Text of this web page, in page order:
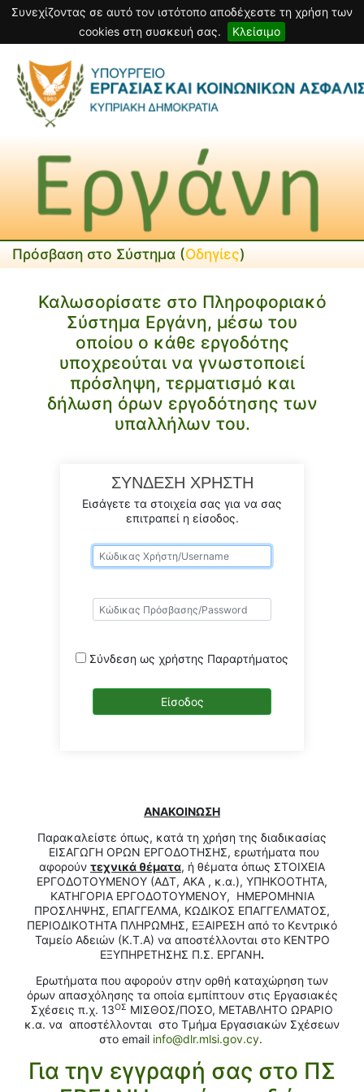
Συνεχίζοντας σε αυτό τον ιστότοπο αποδέχεστε τη χρήση των
cookies στη συσκευή σας.
Κλείσιμο
Πρόσβαση στο Σύστημα (Οδηγίες)
Καλωσορίσατε στο Πληροφοριακό
Σύστημα Εργάνη, μέσω του
οποίου ο κάθε εργοδότης
υποχρεούται να γνωστοποιεί
πρόσληψη, τερματισμό και
δήλωση όρων εργοδότησης των
υπαλλήλων του.
ΣΥΝΔΕΣΗ ΧΡΗΣΤΗ
Εισάγετε τα στοιχεία σας για να σας
επιτραπεί η είσοδος.
Σύνδεση ως χρήστης Παραρτήματος
ΑΝΑΚΟΙΝΩΣΗ
Παρακαλείστε όπως, κατά τη χρήση της διαδικασίας
ΕΙΣΑΓΩΓΗ ΟΡΩΝ ΕΡΓΟΔΟΤΗΣΗΣ, ερωτήματα που
αφορούν τεχνικά θέματα, ή θέματα όπως ΣΤΟΙΧΕΙΑ
ΕΡΓΟΔΟΤΟΥΜΕΝΟΥ (ΑΔΤ, ΑΚΑ , κ.α.), ΥΠΗΚΟΟΤΗΤΑ,
ΚΑΤΗΓΟΡΙΑ ΕΡΓΟΔΟΤΟΥΜΕΝΟΥ, ΗΜΕΡΟΜΗΝΙΑ
ΠΡΟΣΛΗΨΗΣ, ΕΠΑΓΓΕΛΜΑ, ΚΩΔΙΚΟΣ ΕΠΑΓΓΕΛΜΑΤΟΣ,
ΠΕΡΙΟΔΙΚΟΤΗΤΑ ΠΛΗΡΩΜΗΣ, ΕΞΑΙΡΕΣΗ από το Κεντρικό
Ταμείο Αδειών (Κ.Τ.Α) να αποστέλλονται στο ΚΕΝΤΡΟ
ΕΞΥΠΗΡΕΤΗΣΗΣ Π.Σ. ΕΡΓΑΝΗ.
Ερωτήματα που αφορούν στην ορθή καταχώρηση των
όρων απασχόλησης τα οποία εμπίπτουν στις Εργασιακές
Σχέσεις π.χ. 13ΟΣ ΜΙΣΘΟΣ/ΠΟΣΟ, ΜΕΤΑΒΛΗΤΟ ΩΡΑΡΙΟ
κ.α. να αποστέλλονται στο Τμήμα Εργασιακών Σχέσεων
στο email info@dlr.mlsi.gov.cy.
Για την εγγραφή σας στο ΠΣ